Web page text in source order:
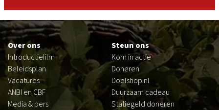
Footer
Over ons
Introductiefilm
Beleidsplan
Vacatures
ANBI en CBF
Media & pers
Steun ons
Kom in actie
Doneren
Doelshop.nl
Duurzaam cadeau
Statiegeld doneren